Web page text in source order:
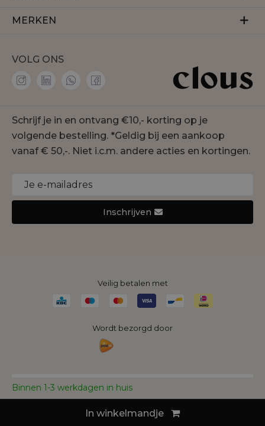
Binnen 1-3 werkdagen in huis
In winkelmandje
Betalen
Over ons
Membership
Onze winkels
Duurzaamheid
Cookie statement
MERKEN
Accentil
Amaya Amsterdam
Geisha
Gustav
Jansen Amsterdam
Monari
Nukus
Rino&Pelle
VOLG ONS
Schrijf je in en ontvang €10,- korting op je
volgende bestelling. *Geldig bij een aankoop
vanaf € 50,-. Niet i.c.m. andere acties en kortingen.
Inschrijven
Veilig betalen met
Wordt bezorgd door
Copyright © 2026. All Rights Reserved | Powered by
Privacybeleid Algemene voorwaarden Disclaimer